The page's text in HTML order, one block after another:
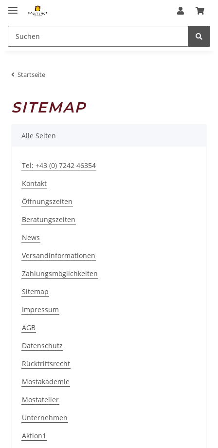
Startseite
SITEMAP
Alle Seiten
Tel: +43 (0) 7242 46354
Kontakt
Öffnungszeiten
Beratungszeiten
News
Versandinformationen
Zahlungsmöglichkeiten
Sitemap
Impressum
AGB
Datenschutz
Rücktrittsrecht
Mostakademie
Mostatelier
Unternehmen
Aktion1